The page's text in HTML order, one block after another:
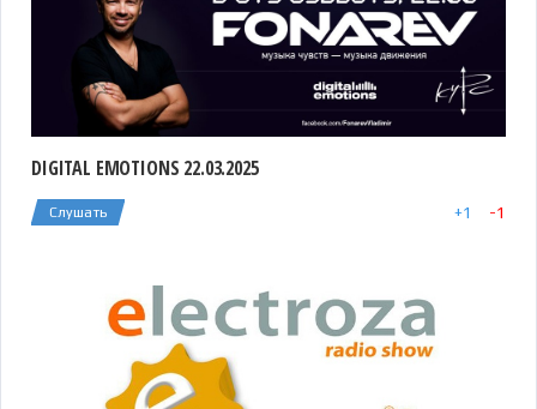
DIGITAL EMOTIONS 22.03.2025
Слушать +1 -1